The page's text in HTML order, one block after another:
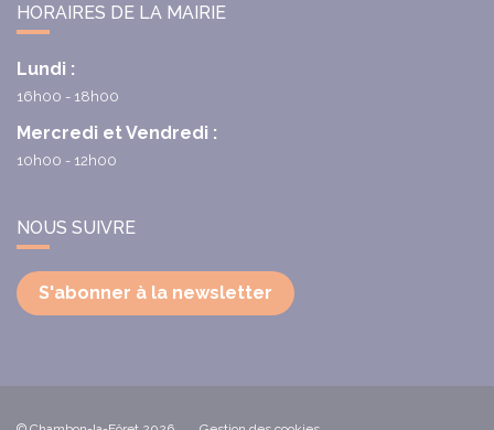
HORAIRES DE LA MAIRIE
Lundi :
16h00 - 18h00
Mercredi et Vendredi :
10h00 - 12h00
NOUS SUIVRE
S'abonner à la newsletter